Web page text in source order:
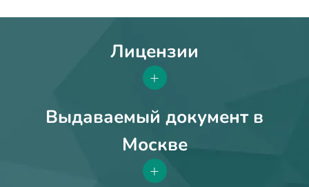
Лицензии
+
Выдаваемый документ в
Москве
+